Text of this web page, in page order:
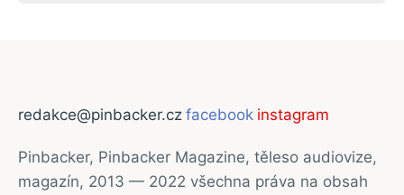
redakce@pinbacker.cz facebook instagram
Pinbacker, Pinbacker Magazine, těleso audiovize,
magazín, 2013 — 2022 všechna práva na obsah